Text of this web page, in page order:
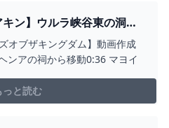
キン】ウルラ峡谷東の洞窟
オブザキングダム】動画作成
アの祠から移動0:36 マヨイ
っと読む